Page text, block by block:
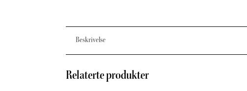
Beskrivelse
Relaterte produkter